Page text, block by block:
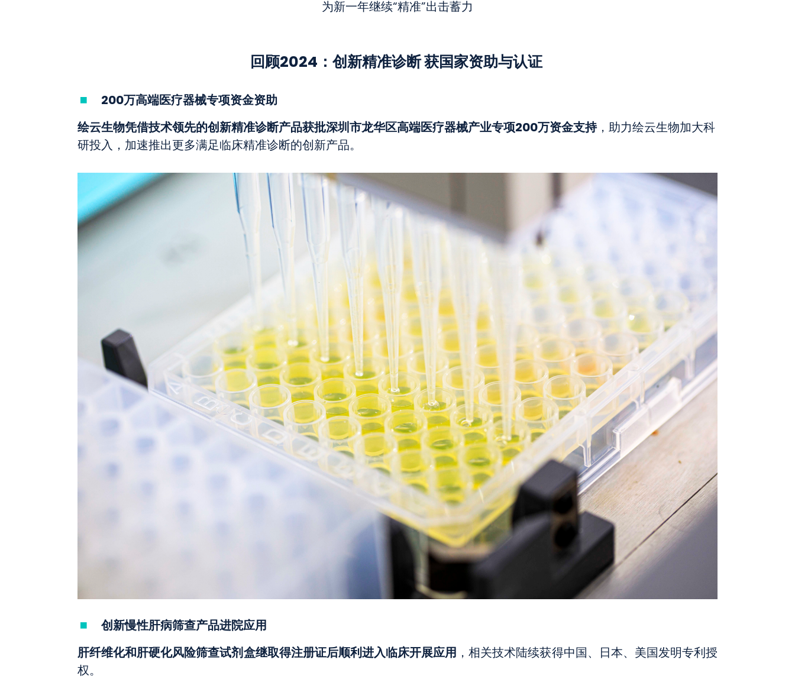
为新一年继续“精准”出击蓄力
回顾2024：创新精准诊断 获国家资助与认证
200万高端医疗器械专项资金资助
绘云生物凭借技术领先的创新精准诊断产品获批深圳市龙华区高端医疗器械产业专项200万资金支持，助力绘云生物加大科
研投入，加速推出更多满足临床精准诊断的创新产品。
创新慢性肝病筛查产品进院应用
肝纤维化和肝硬化风险筛查试剂盒继取得注册证后顺利进入临床开展应用 ，相关技术陆续获得中国、日本、美国发明专利授
权。